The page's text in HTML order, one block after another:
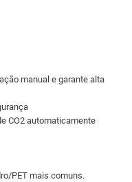
manual e garante alta
CO2 automaticamente
PET mais comuns.